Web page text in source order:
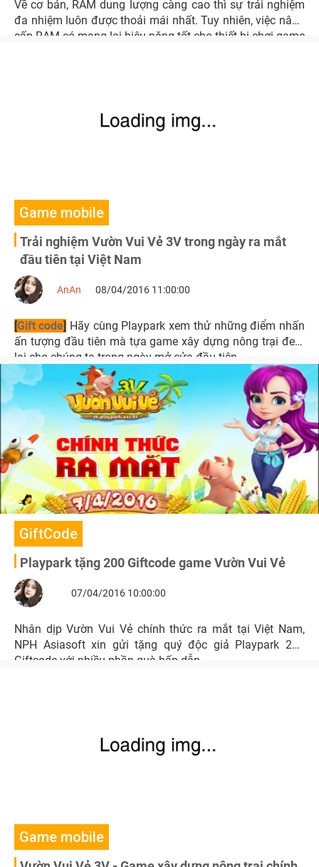
Về cơ bản, RAM dung lượng càng cao thì sự trải nghiệm
đa nhiệm luôn được thoải mái nhất. Tuy nhiên, việc nâng
cấp RAM có mang lại hiệu năng tốt cho thiết bị chơi game
Game mobile
Trải nghiệm Vườn Vui Vẻ 3V trong ngày ra mắt
đầu tiên tại Việt Nam
AnAn 08/04/2016 11:00:00
[Gift code] Hãy cùng Playpark xem thử những điểm nhấn
ấn tượng đầu tiên mà tựa game xây dựng nông trại đem
lại cho chúng ta trong ngày mở cửa đầu tiên
GiftCode
Playpark tặng 200 Giftcode game Vườn Vui Vẻ
07/04/2016 10:00:00
Nhân dịp Vườn Vui Vẻ chính thức ra mắt tại Việt Nam,
NPH Asiasoft xin gửi tặng quý độc giả Playpark 200
Giftcode với nhiều phần quà hấp dẫn.
Game mobile